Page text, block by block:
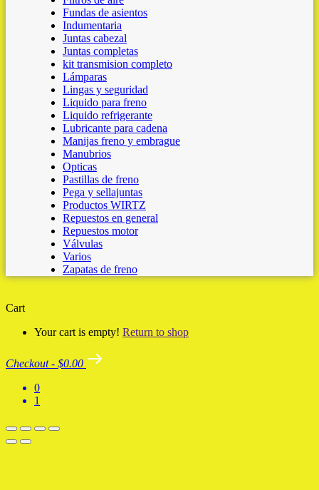
Fundas de asientos
Indumentaria
Juntas cabezal
Juntas completas
kit transmision completo
Lámparas
Lingas y seguridad
Liquido para freno
Liquido refrigerante
Lubricante para cadena
Manijas freno y embrague
Manubrios
Opticas
Pastillas de freno
Pega y sellajuntas
Productos WIRTZ
Repuestos en general
Repuestos motor
Válvulas
Varios
Zapatas de freno
Cart
Your cart is empty! Return to shop
Checkout - $0.00
0
1